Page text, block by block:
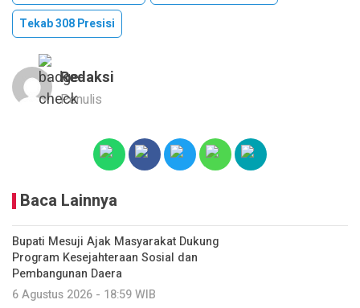
Tekab 308 Presisi
Redaksi
Penulis
Baca Lainnya
Bupati Mesuji Ajak Masyarakat Dukung
Program Kesejahteraan Sosial dan
Pembangunan Daera
6 Agustus 2026 - 18:59 WIB